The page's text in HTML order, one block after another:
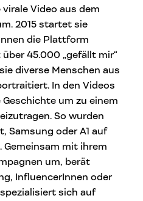
Video aus dem
2015 startet sie
die Plattform
45.000 „gefällt mir“
diverse Menschen aus
In den Videos
um zu einem
So wurden
Samsung oder A1 auf
Gemeinsam mit ihrem
um, berät
InfluencerInnen oder
sich auf